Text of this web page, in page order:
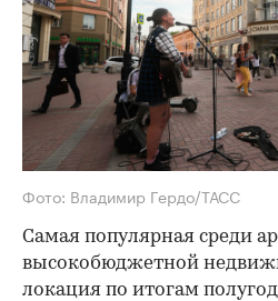
Фото: Владимир Гердо/ТАСС
Самая популярная среди
высокобюджетной
локация по итогам